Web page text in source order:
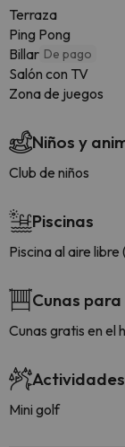
Terraza
Ping Pong
Billar De pago
Salón con TV
Zona de juegos
Niños y
Club de niños
Piscinas
Piscina al aire
Cunas
Cunas gratis en el
Actividades
Mini golf